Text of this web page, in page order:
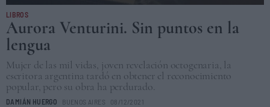
LIBROS
Aurora Venturini. Sin puntos en la
lengua
Mujer de las mil vidas, joven revelación octogenaria, la
escritora argentina tardó en obtener el reconocimiento
popular, pero su obra ha perdurado.
DAMIÁN HUERGO BUENOS AIRES 08/12/2021